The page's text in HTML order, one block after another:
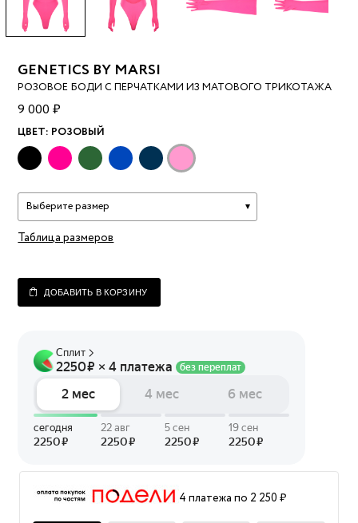
GENETICS BY MARSI
РОЗОВОЕ БОДИ С ПЕРЧАТКАМИ ИЗ МАТОВОГО ТРИКОТАЖА
9 000 ₽
ЦВЕТ: РОЗОВЫЙ
Выберите размер
Таблица размеров
ДОБАВИТЬ В КОРЗИНУ
4 платежа по 2 250 ₽